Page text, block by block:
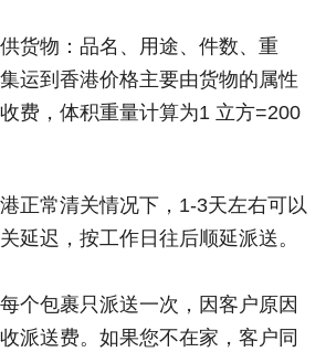
货物：品名、用途、件数、重
运到香港价格主要由货物的属性
费，体积重量计算为1 立方=200
正常清关情况下，1-3天左右可以
延迟，按工作日往后顺延派送。
个包裹只派送一次，因客户原因
派送费。如果您不在家，客户同